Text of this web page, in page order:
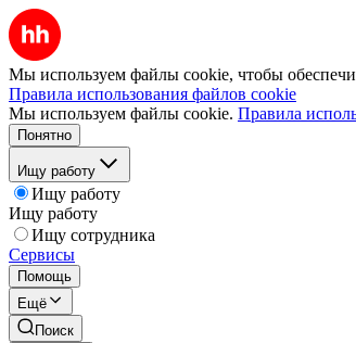
Мы используем файлы cookie, чтобы
Правила использования файлов cookie
Мы используем файлы cookie. Правила
Понятно
Ищу работу
Ищу работу
Ищу работу
Ищу сотрудника
Сервисы
Помощь
Ещё
Поиск